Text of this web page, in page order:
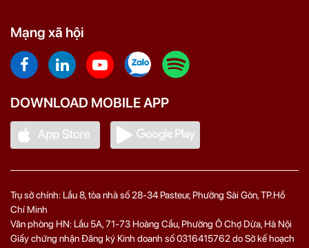
Mạng xã hội
DOWNLOAD MOBILE APP
Trụ sở chính: Lầu 8, tòa nhà số 28-34 Pasteur, Phường Sài Gòn, TP.Hồ
Chí Minh
Văn phòng HN: Lầu 5A, 71‑73 Hoàng Cầu, Phường Ô Chợ Dừa, Hà Nội
Giấy chứng nhận Đăng ký Kinh doanh số 0316415762 do Sở kế hoạch